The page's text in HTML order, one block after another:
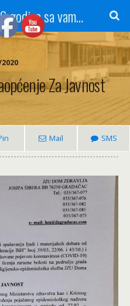
Radio Gradačac - 56 godina sa vama...
Za Javnost
Mail SMS